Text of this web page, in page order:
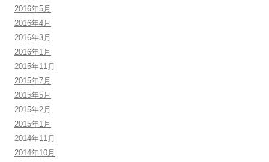
2016年5月
2016年4月
2016年3月
2016年1月
2015年11月
2015年7月
2015年5月
2015年2月
2015年1月
2014年11月
2014年10月